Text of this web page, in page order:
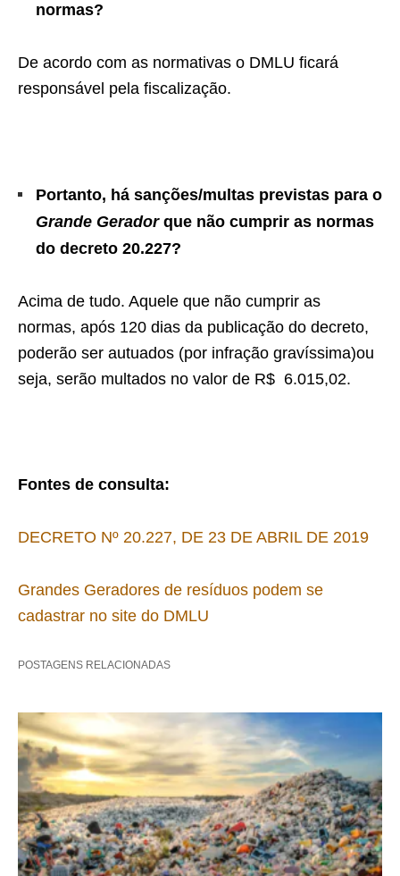
normas?
De acordo com as normativas o DMLU ficará
responsável pela fiscalização.
Portanto, há sanções/multas previstas para o
Grande Geradorque não cumprir as normas
do decreto 20.227?
Acima de tudo. Aquele que não cumprir as
normas, após 120 dias da publicação do decreto,
poderão ser autuados (por infração gravíssima)ou
seja, serão multados no valor de R$ 6.015,02.
Fontes de consulta:
DECRETO Nº 20.227, DE 23 DE ABRIL DE 2019
Grandes Geradores de resíduos podem se
cadastrar no site do DMLU
POSTAGENS RELACIONADAS